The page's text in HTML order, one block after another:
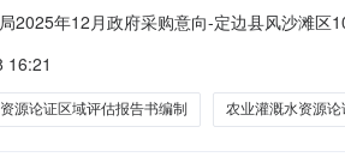
2025年12月政府采购意向-定边县风沙滩
万元(人民币)采购品目：采购需求
溉
16:21
源论证区域评估报告书编制 农业灌溉水资源